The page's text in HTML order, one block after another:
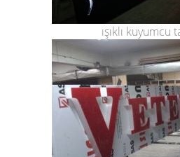
ışıklı kuyumcu